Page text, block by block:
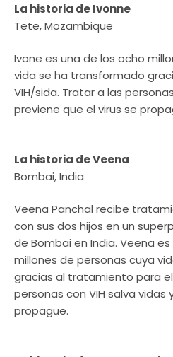
La historia de Ivonne
Tete, Mozambique
Ivone es una de los ocho
vida se ha transformado
VIH/sida. Tratar a las
previene que el virus se
La historia de Veena
Bombai, India
Veena Panchal recibe
con sus dos hijos en un
de Bombai en India. Veena
millones de personas cuya
gracias al tratamiento para
personas con VIH salva vidas
propague.